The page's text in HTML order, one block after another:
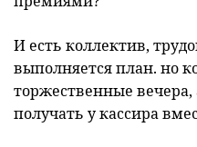
И есть коллектив,
выполняется план. но
торжественные
получать у кассира